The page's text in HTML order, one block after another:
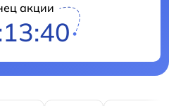
акции